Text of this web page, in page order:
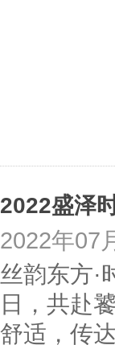
2022盛泽
2022年07
丝韵东方·
日，共赴
舒适，传